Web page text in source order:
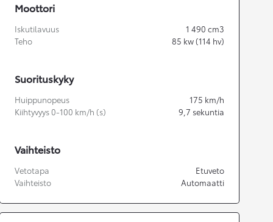
Moottori
Iskutilavuus 1 490 cm3
Teho
85 kw (114 hv)
Suorituskyky
Huippunopeus 175 km/h
Kiihtyvyys 0-100 km/h (s)
9,7 sekuntia
Vaihteisto
Vetotapa
Etuveto
Vaihteisto
Automaatti